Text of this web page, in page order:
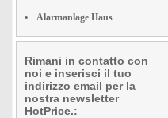
Alarmanlage Haus
Rimani in contatto con
noi e inserisci il tuo
indirizzo email per la
nostra newsletter
HotPrice.: